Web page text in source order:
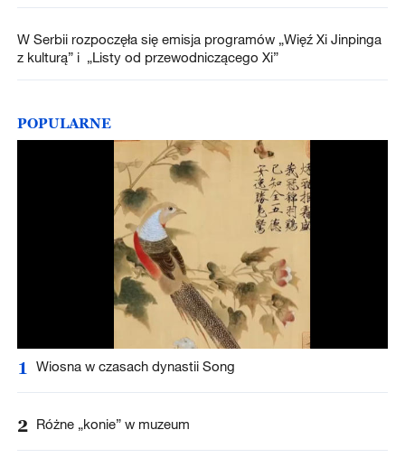
W Serbii rozpoczęła się emisja programów „Więź Xi Jinpinga
z kulturą” i „Listy od przewodniczącego Xi”
POPULARNE
1 Wiosna w czasach dynastii Song
2 Różne „konie” w muzeum